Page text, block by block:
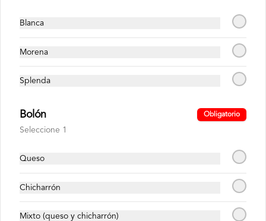
200GR
$5.40
C. MOLIDO ZARUMA
400GR
CAFE SOLUBLE 80GR
Blanca
Morena
Splenda
Bolón Obligatorio
Seleccione 1
Queso
Chicharrón
Mixto (queso y chicharrón)